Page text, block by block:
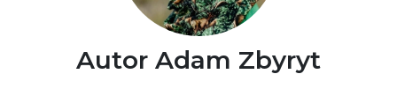
Autor Adam Zbyryt